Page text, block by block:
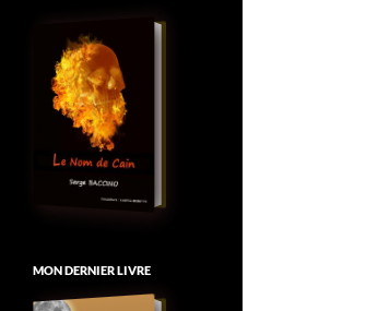
MON DERNIER LIVRE